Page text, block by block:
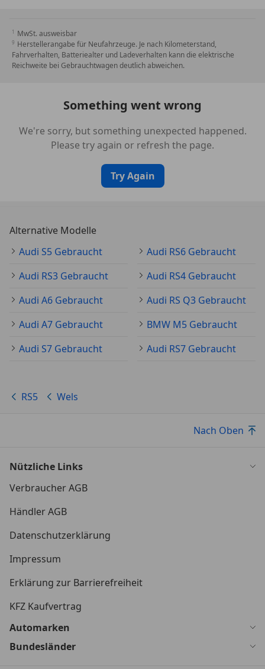
MwSt. ausweisbar
Herstellerangabe für Neufahrzeuge. Je nach Kilometerstand,
Fahrverhalten, Batteriealter und Ladeverhalten kann die elektrische
Reichweite bei Gebrauchtwagen deutlich abweichen.
Something went wrong
We're sorry, but something unexpected happened.
Please try again or refresh the page.
Try Again
Alternative Modelle
Audi S5 Gebraucht
Audi RS6 Gebraucht
Audi RS3 Gebraucht
Audi RS4 Gebraucht
Audi A6 Gebraucht
Audi RS Q3 Gebraucht
Audi A7 Gebraucht
BMW M5 Gebraucht
Audi S7 Gebraucht
Audi RS7 Gebraucht
RS5 Wels
Nach Oben
Nützliche Links
Verbraucher AGB
Händler AGB
Datenschutzerklärung
Impressum
Erklärung zur Barrierefreiheit
KFZ Kaufvertrag
Automarken
Bundesländer